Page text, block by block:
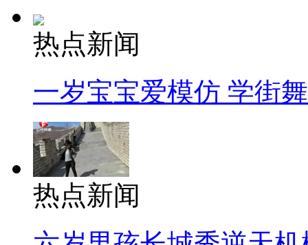
热点新闻
一岁宝宝爱模仿 学街
热点新闻